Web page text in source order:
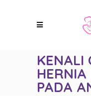
KENALI
HERNIA
PADA